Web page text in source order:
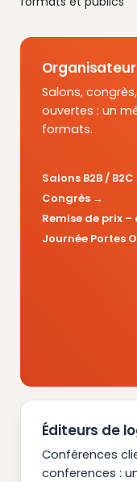
Salons,
ouvertes : un
formats.
Salons B2B / B2C
Congrès
Remise de prix
Journée Portes
Éditeurs de
Conférences
conferences :